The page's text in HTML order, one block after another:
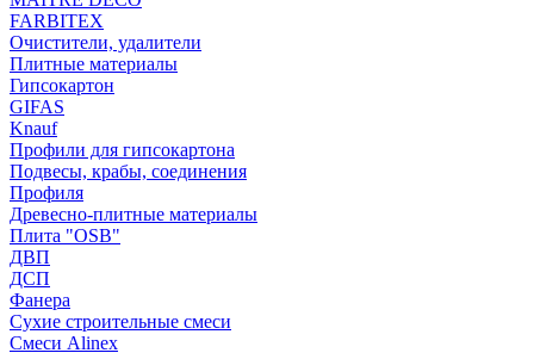
FARBITEX
Очистители, удалители
Плитные материалы
Гипсокартон
GIFAS
Knauf
Профили для гипсокартона
Подвесы, крабы, соединения
Профиля
Древесно-плитные материалы
Плита "OSB"
ДВП
ДСП
Фанера
Сухие строительные смеси
Смеси Alinex